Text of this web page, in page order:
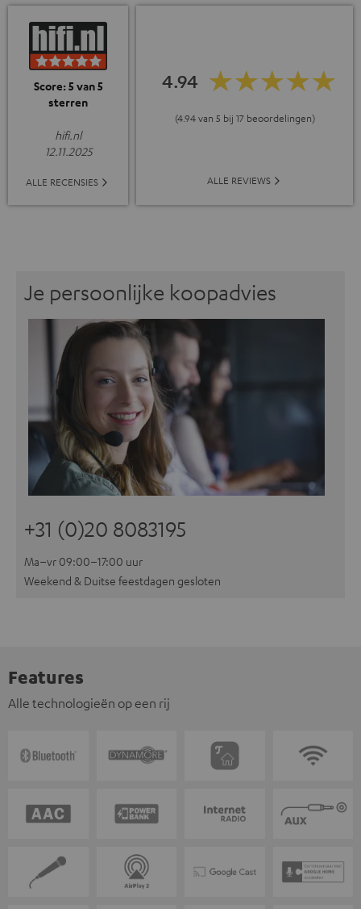
Score: 5 van 5
sterren
hifi.nl
12.11.2025
ALLE RECENSIES
4.94
(4.94 van 5 bij 17 beoordelingen)
ALLE REVIEWS
Je persoonlijke koopadvies
+31 (0)20 8083195
Ma–vr 09:00–17:00 uur
Weekend & Duitse feestdagen gesloten
Features
Alle technologieën op een rij